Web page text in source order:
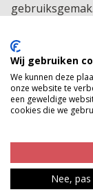
schouder of
Met meerdere
essentials altijd
mix van
elke outfit past.
Wij gebruiken
We kunnen deze
onze website te
een geweldige
cookies die we
Nee,